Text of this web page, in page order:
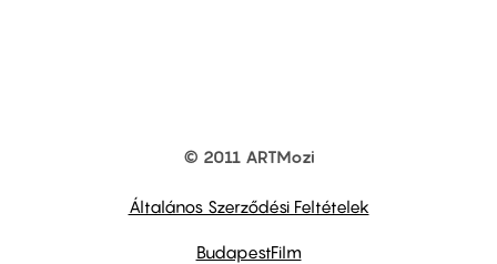
© 2011 ARTMozi
Általános Szerződési Feltételek
BudapestFilm